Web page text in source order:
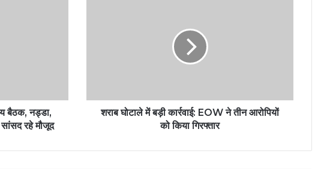
बैठक, नड्डा,
सांसद रहे मौजूद
शराब घोटाले में बड़ी कार्रवाई: EOW ने तीन आरोपियों
को किया गिरफ्तार